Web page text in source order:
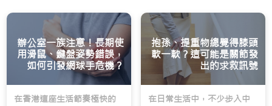
辦公室一族注意！長期使
用滑鼠、鍵盤姿勢錯誤，
如何引發網球手危機？
在香港這座生活節奏極快的
抱孫、提重物總覺得膝頭
軟一軟？這可能是關節發
出的求救訊號
在日常生活中，不少步入中